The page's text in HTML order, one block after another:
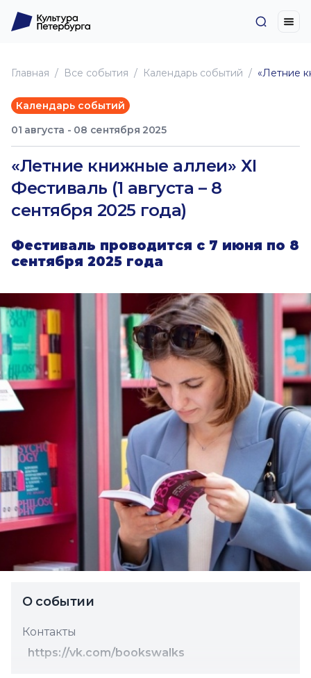
Главная Все события Календарь событий «Летние
Календарь событий
01 августа - 08 сентября 2025
«Летние книжные аллеи» ХI
Фестиваль (1 августа – 8
сентября 2025 года)
Фестиваль проводится с 7 июня по 8
сентября 2025 года
О событии
Контакты
https://vk.com/bookswalks